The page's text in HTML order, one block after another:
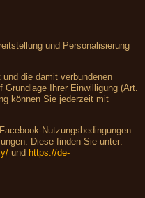
und Personalisierung
die damit verbundenen
Grundlage Ihrer Einwilligung (Art.
können Sie jederzeit mit
Nutzungsbedingungen
Diese finden Sie unter:
und https://de-